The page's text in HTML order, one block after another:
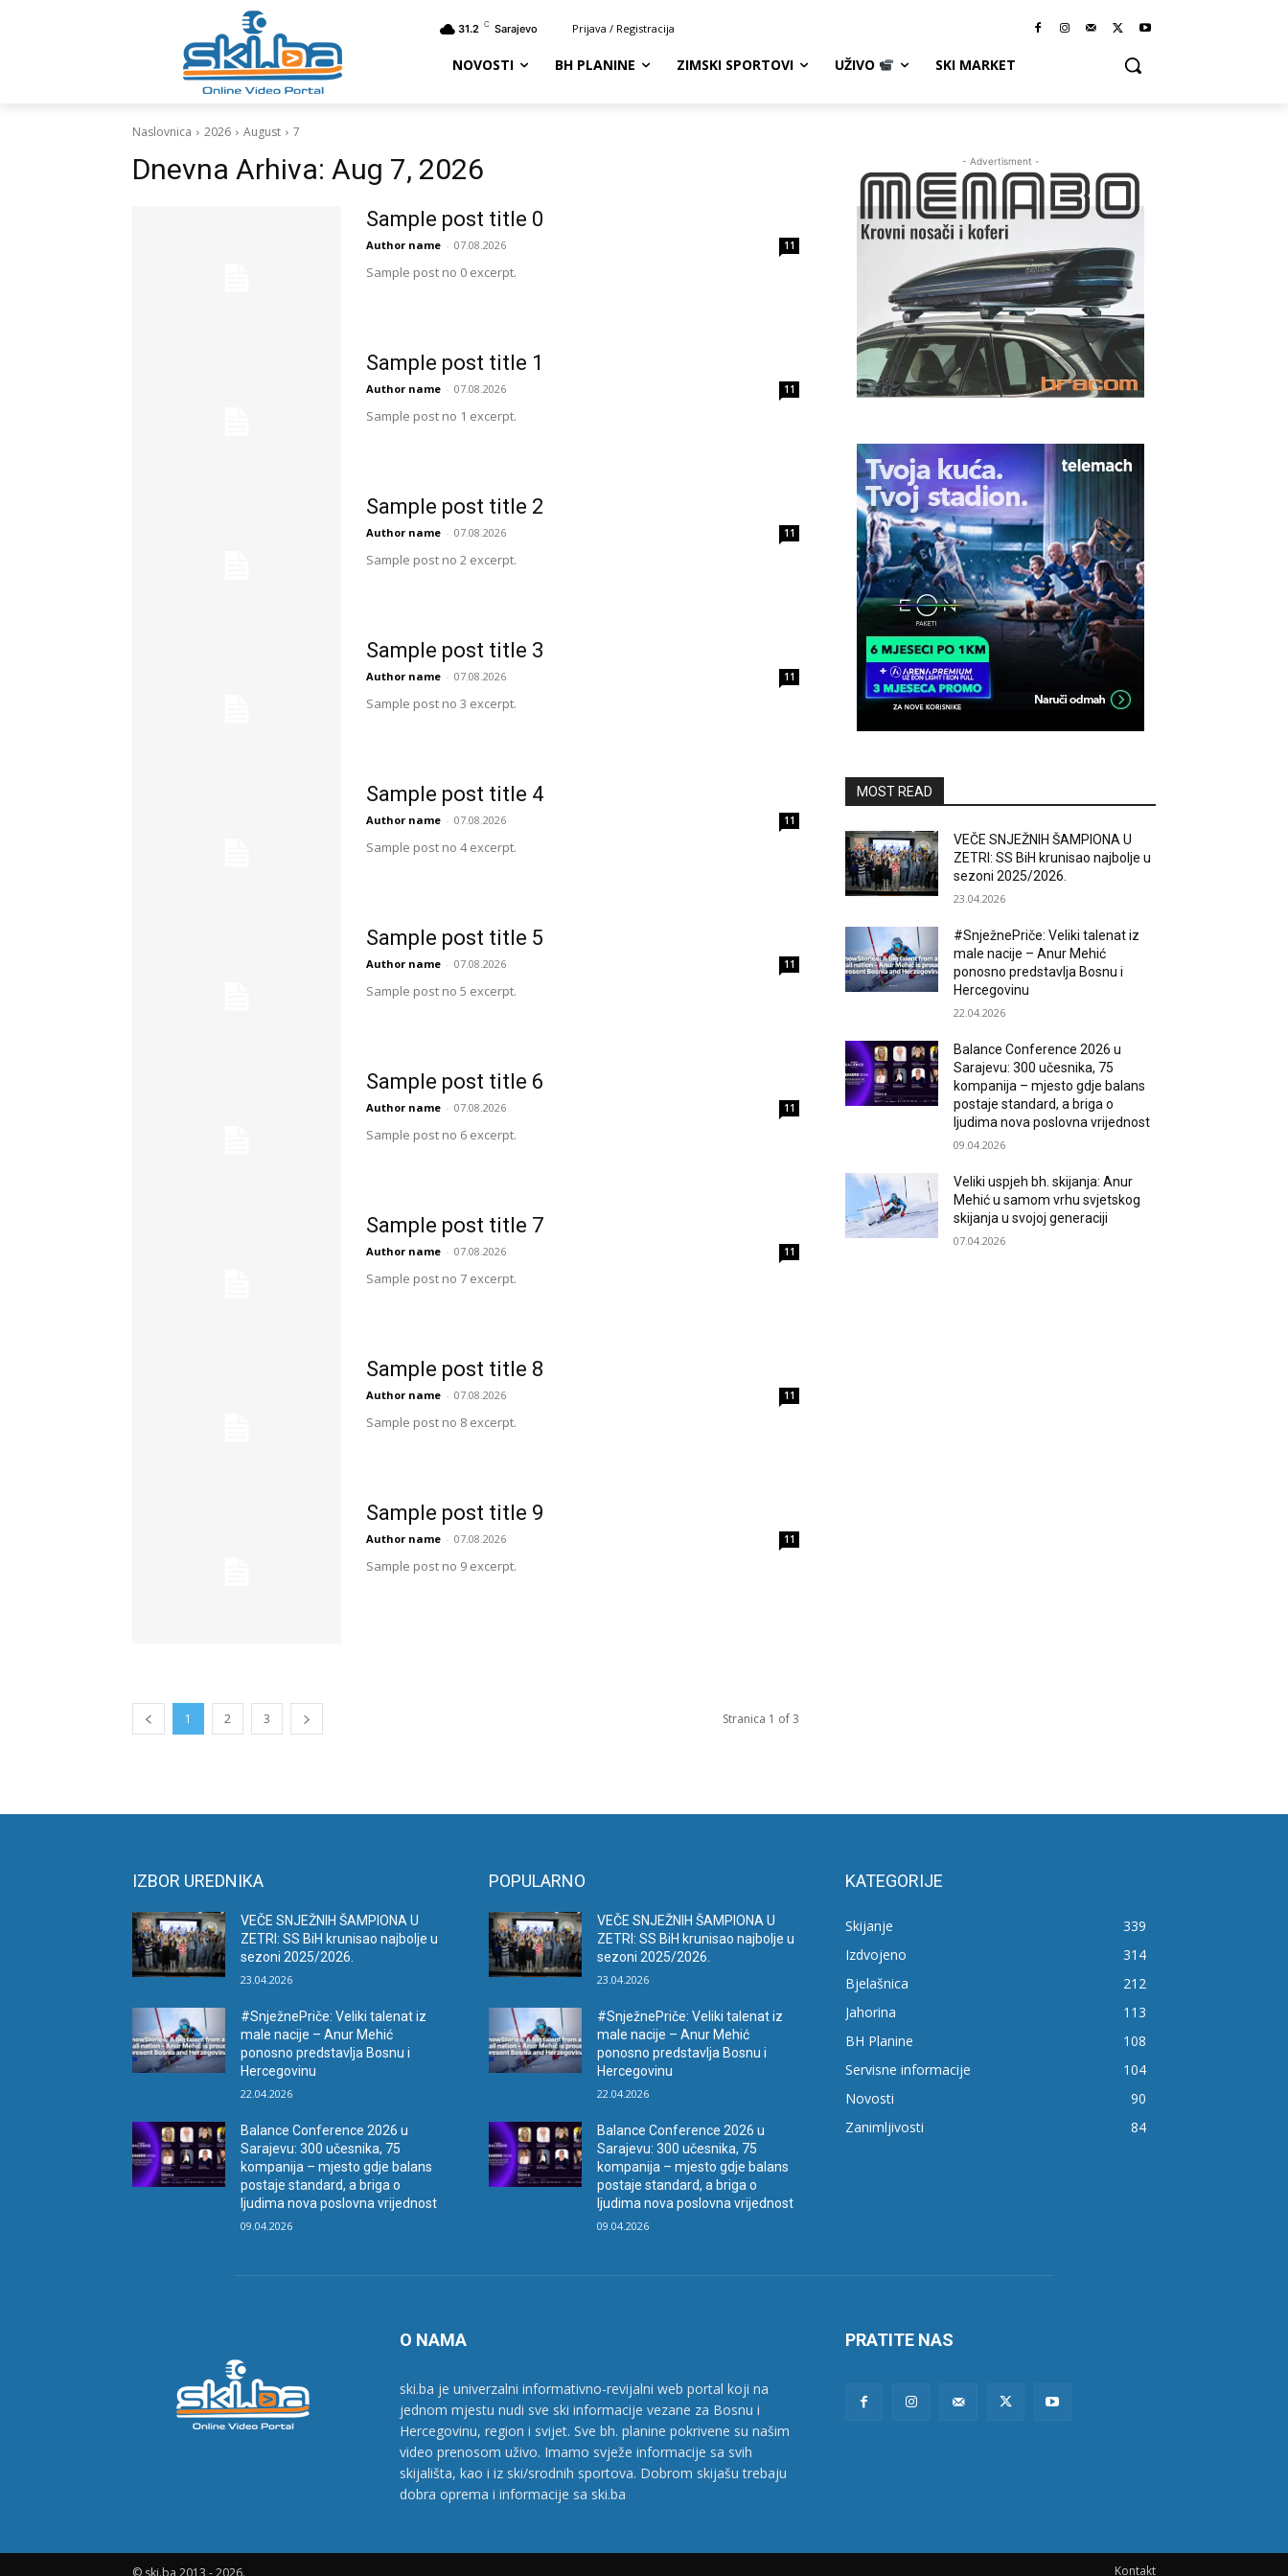
31.2 C Sarajevo Prijava / Registracija
NOVOSTI BH PLANINE ZIMSKI SPORTOVI UŽIVO SKI MARKET
Naslovnica 2026 August 7
Dnevna Arhiva: Aug 7, 2026
Sample post title 0
Author name - 07.08.2026 11
Sample post no 0 excerpt.
Sample post title 1
Author name - 07.08.2026 11
Sample post no 1 excerpt.
Sample post title 2
Author name - 07.08.2026 11
Sample post no 2 excerpt.
Sample post title 3
Author name - 07.08.2026 11
Sample post no 3 excerpt.
Sample post title 4
Author name - 07.08.2026 11
Sample post no 4 excerpt.
Sample post title 5
Author name - 07.08.2026 11
Sample post no 5 excerpt.
Sample post title 6
Author name - 07.08.2026 11
Sample post no 6 excerpt.
Sample post title 7
Author name - 07.08.2026 11
Sample post no 7 excerpt.
Sample post title 8
Author name - 07.08.2026 11
Sample post no 8 excerpt.
Sample post title 9
Author name - 07.08.2026 11
Sample post no 9 excerpt.
1 2 3 Stranica 1 of 3
- Advertisment -
MOST READ
VEČE SNJEŽNIH ŠAMPIONA U
ZETRI: SS BiH krunisao najbolje u
sezoni 2025/2026.
23.04.2026
#SnježnePriče: Veliki talenat iz
male nacije – Anur Mehić
ponosno predstavlja Bosnu i
Hercegovinu
22.04.2026
Balance Conference 2026 u
Sarajevu: 300 učesnika, 75
kompanija – mjesto gdje balans
postaje standard, a briga o
ljudima nova poslovna vrijednost
09.04.2026
Veliki uspjeh bh. skijanja: Anur
Mehić u samom vrhu svjetskog
skijanja u svojoj generaciji
07.04.2026
IZBOR UREDNIKA
VEČE SNJEŽNIH ŠAMPIONA U
ZETRI: SS BiH krunisao najbolje u
sezoni 2025/2026.
23.04.2026
#SnježnePriče: Veliki talenat iz
male nacije – Anur Mehić
ponosno predstavlja Bosnu i
Hercegovinu
22.04.2026
Balance Conference 2026 u
Sarajevu: 300 učesnika, 75
kompanija – mjesto gdje balans
postaje standard, a briga o
ljudima nova poslovna vrijednost
09.04.2026
POPULARNO
VEČE SNJEŽNIH ŠAMPIONA U
ZETRI: SS BiH krunisao najbolje u
sezoni 2025/2026.
23.04.2026
#SnježnePriče: Veliki talenat iz
male nacije – Anur Mehić
ponosno predstavlja Bosnu i
Hercegovinu
22.04.2026
Balance Conference 2026 u
Sarajevu: 300 učesnika, 75
kompanija – mjesto gdje balans
postaje standard, a briga o
ljudima nova poslovna vrijednost
09.04.2026
KATEGORIJE
Skijanje
339
Izdvojeno
314
Bjelašnica
212
Jahorina
113
BH Planine
108
Servisne informacije
104
Novosti
90
Zanimljivosti
84
O NAMA
ski.ba je univerzalni informativno-revijalni web portal koji na
jednom mjestu nudi sve ski informacije vezane za Bosnu i
Hercegovinu, region i svijet. Sve bh. planine pokrivene su našim
video prenosom uživo. Imamo svježe informacije sa svih
skijališta, kao i iz ski/srodnih sportova. Dobrom skijašu trebaju
dobra oprema i informacije sa ski.ba
PRATITE NAS
© ski.ba 2013 - 2026. Kontakt